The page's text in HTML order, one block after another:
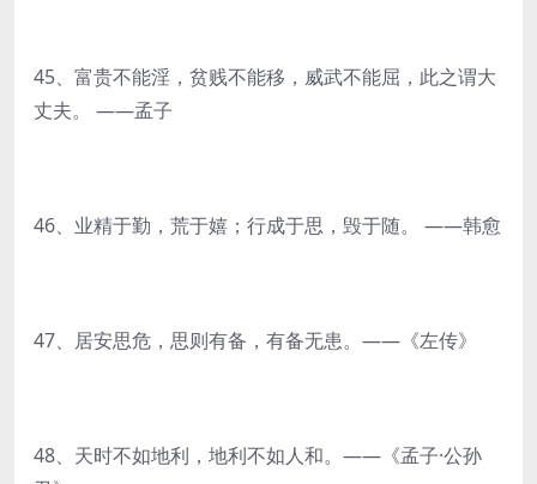
45、富贵不能淫，贫贱不能移，威武不能屈，此之谓大
丈夫。 ——孟子
46、业精于勤，荒于嬉；行成于思，毁于随。 ——韩愈
47、居安思危，思则有备，有备无患。——《左传》
48、天时不如地利，地利不如人和。——《孟子·公孙